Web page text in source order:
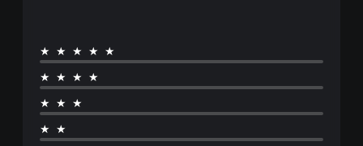
★★★★★
★★★★
★★★
★★